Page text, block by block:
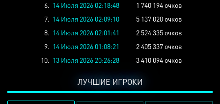
6. 14 Июля 2026 02:18:48
1 740 194 очков
7. 14 Июля 2026 02:09:10
5 137 020 очков
8. 14 Июля 2026 02:01:41
2 524 335 очков
9. 14 Июля 2026 01:08:21
2 405 337 очков
10. 13 Июля 2026 20:26:28 3 410 094 очков
ЛУЧШИЕ ИГРОКИ